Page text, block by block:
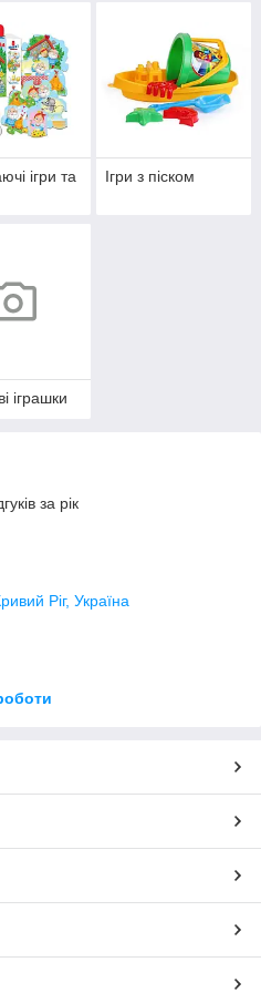
ігри та
Ігри з піском
іграшки
за рік
Ріг, Україна